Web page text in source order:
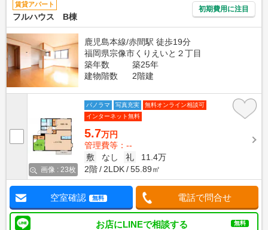
賃貸アパート
フルハウス B棟
初期費用に注目
鹿児島本線/赤間駅 徒歩19分
福岡県宗像市くりえいと２丁目
築年数
築25年
建物階数
2階建
画像 : 23枚
パノラマ 写真充実
無料オンライン相談可
インターネット無料
5.7万円
管理費等：--
敷
なし 礼
11.4万
2階
2LDK 55.89㎡
空室確認 無料 電話で問合せ
お店にLINEで相談する 無料